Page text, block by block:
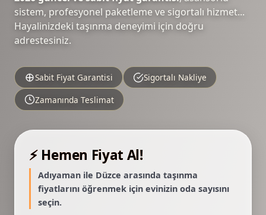
sistem, profesyonel paketleme ve sigortalı hizmet...
Hayalinizdeki taşınma deneyimi için doğru
adrestesiniz.
Sabit Fiyat Garantisi
Sigortalı Nakliye
Zamanında Teslimat
⚡ Hemen Fiyat Al!
Adıyaman ile Düzce arasında taşınma
fiyatlarını öğrenmek için evinizin oda sayısını
seçin.